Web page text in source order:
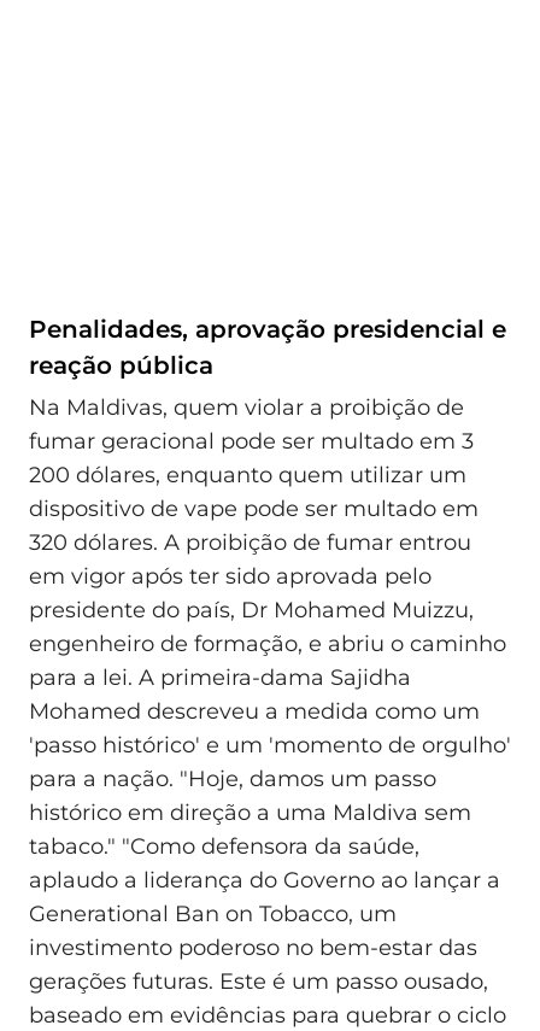
Penalidades, aprovação presidencial e
reação pública
Na Maldivas, quem violar a proibição de
fumar geracional pode ser multado em 3
200 dólares, enquanto quem utilizar um
dispositivo de vape pode ser multado em
320 dólares. A proibição de fumar entrou
em vigor após ter sido aprovada pelo
presidente do país, Dr Mohamed Muizzu,
engenheiro de formação, e abriu o caminho
para a lei. A primeira-dama Sajidha
Mohamed descreveu a medida como um
'passo histórico' e um 'momento de orgulho'
para a nação. "Hoje, damos um passo
histórico em direção a uma Maldiva sem
tabaco." "Como defensora da saúde,
aplaudo a liderança do Governo ao lançar a
Generational Ban on Tobacco, um
investimento poderoso no bem-estar das
gerações futuras. Este é um passo ousado,
baseado em evidências para quebrar o ciclo